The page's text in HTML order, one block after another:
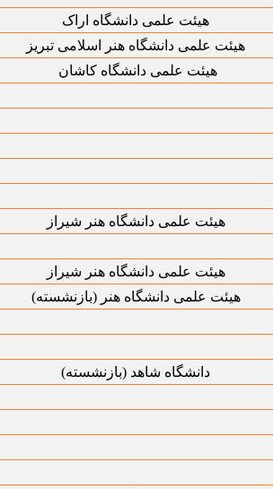
هیئت علمی دانشگاه اراک
هیئت علمی دانشگاه هنر اسلامی تبریز
هیئت علمی دانشگاه کاشان
هیئت علمی دانشگاه هنر شیراز
هیئت علمی دانشگاه هنر شیراز
هیئت علمی دانشگاه هنر (بازنشسته)
دانشگاه شاهد (بازنشسته)